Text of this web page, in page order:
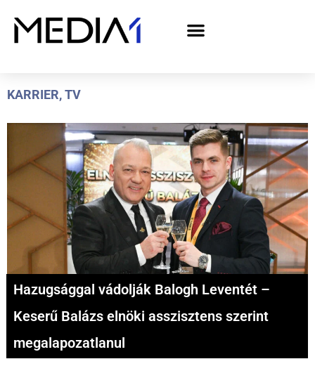
KARRIER,TV
Hazugsággal vádolják Balogh Leventét –
Keserű Balázs elnöki asszisztens szerint
megalapozatlanul